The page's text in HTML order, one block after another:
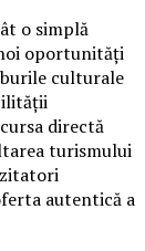
o simplă
oportunități
culturale
directă
turismului
autentică a